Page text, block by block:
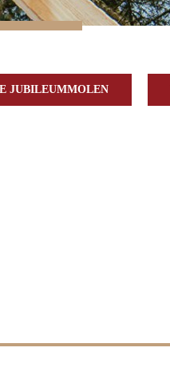
JUBILEUMMOLEN